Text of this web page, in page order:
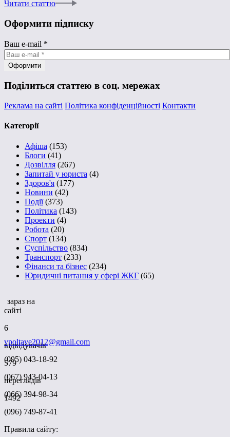
Читати статтю
Оформити підписку
Ваш e-mail *
Поділиться статтею в соц. мережах
Реклама на сайті Політика конфіденційності Контакти
Категорії
Афіша (153)
Блоги (41)
Дозвілля (267)
Запитай у юриста (4)
Здоров'я (177)
Новини (42)
Події(373)
Політика (143)
Проекти (4)
Робота (20)
Спорт (134)
Суспільство (834)
Транспорт (233)
Фінанси та бізнес (234)
Юридичні питання у сфері ЖКГ (65)
зараз на
сайті
6
відвідувачів
579
переглядів
1492
vpoltave2012@gmail.com
(095) 043-18-92
(067) 943-04-13
(066) 394-98-34
(096) 749-87-41
Правила сайту: